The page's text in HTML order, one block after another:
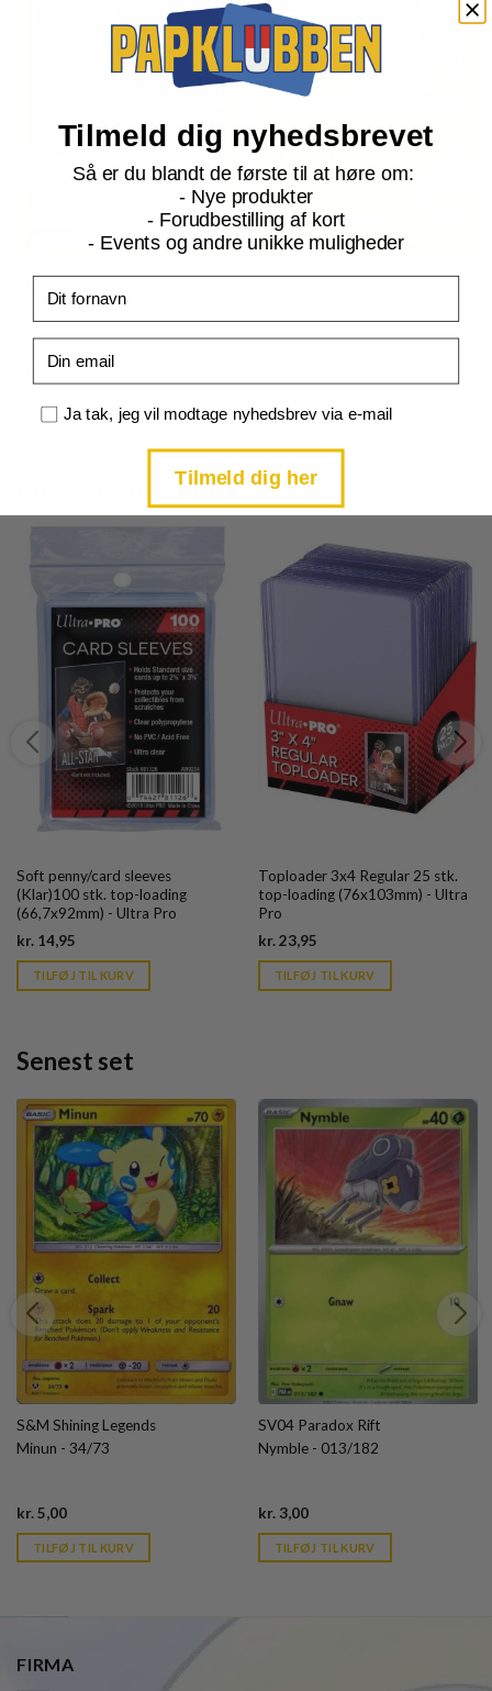
S&M Celestial Storm
Gulpin - 57/168
5,00Current
price
kr. 39,95.
TILFØJ TIL KURV
S&M Celestial Storm
price
kr. 39,95.
Andre købte også
Soft penny/card sleeves
(Klar)100 stk. top-loading
(66,7x92mm) - Ultra Pro
kr. 14,95
is:
kr. 39,95.
TILFØJ TIL KURV
Toploader 3x4 Regular 25 stk.
top-loading (76x103mm) - Ultra
Pro
kr.23,95Current
is:
kr. 39,95.
TILFØJ TIL KURV
Senest set
S&M Shining Legends
Minun - 34/73
kr.5,00Current
is:
kr. 39,95.
TILFØJ TIL KURV
SV04 Paradox Rift
Nymble - 013/182
kr.3,00Current
is:
kr. 39,95.
TILFØJ TIL KURV
FIRMA
Tilmeld dig nyhedsbrevet
Så er du blandt de første til at høre om:
- Nye produkter
- Forudbestilling af kort
- Events og andre unikke muligheder
Samtykke
Ja tak, jeg vil modtage nyhedsbrev via e-mail
Tilmeld dig her